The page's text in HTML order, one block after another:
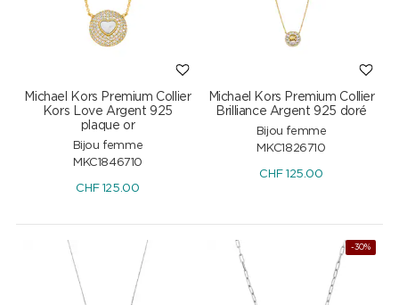
Michael Kors Premium Collier
Kors Love Argent 925
plaque or
Bijou femme
MKC1846710
CHF 125.00
Michael Kors Premium Collier
Brilliance Argent 925 doré
Bijou femme
MKC1826710
CHF 125.00
-30%